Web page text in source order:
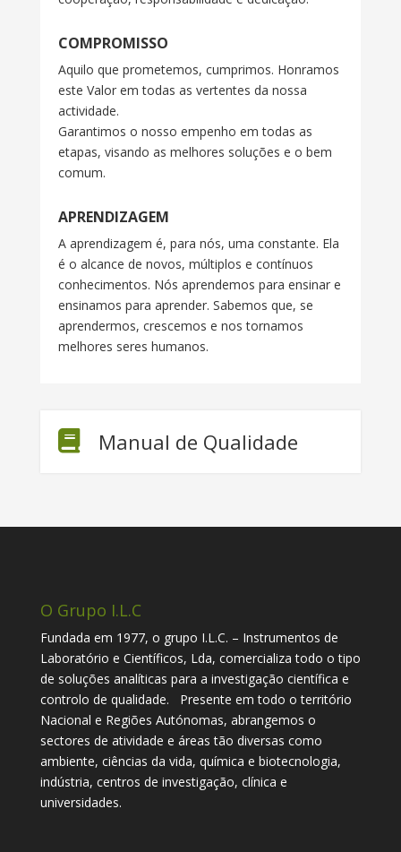
COMPROMISSO
Aquilo que prometemos, cumprimos. Honramos
este Valor em todas as vertentes da nossa
actividade.
Garantimos o nosso empenho em todas as
etapas, visando as melhores soluções e o bem
comum.
APRENDIZAGEM
A aprendizagem é, para nós, uma constante. Ela
é o alcance de novos, múltiplos e contínuos
conhecimentos. Nós aprendemos para ensinar e
ensinamos para aprender. Sabemos que, se
aprendermos, crescemos e nos tornamos
melhores seres humanos.
Manual de Qualidade
O Grupo I.L.C
Fundada em 1977, o grupo I.L.C. – Instrumentos de
Laboratório e Científicos, Lda, comercializa todo o tipo
de soluções analíticas para a investigação científica e
controlo de qualidade. Presente em todo o território
Nacional e Regiões Autónomas, abrangemos o
sectores de atividade e áreas tão diversas como
ambiente, ciências da vida, química e biotecnologia,
indústria, centros de investigação, clínica e
universidades.